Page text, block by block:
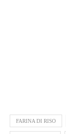
FARINA DI RISO